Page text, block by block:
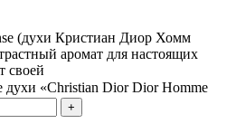
(духи Кристиан Диор Хомм
аромат для настоящих
своей
духи «Christian Dior Dior Homme